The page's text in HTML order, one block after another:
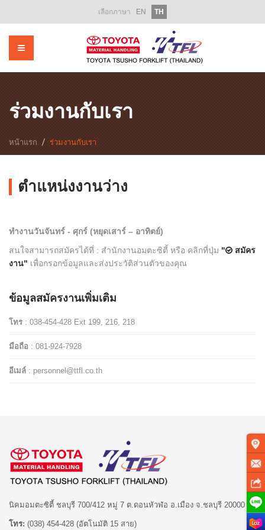
เลือกภาษา EN TH
อะไหล่
ส่งเสริมการขาย
ข่าวสารองค์กร
ติดต่อเรา
ร่วมงานกับเรา
ร่วมงานกับเรา
หน้าแรก ร่วมงานกับเรา
ตำแหน่งงานว่าง
ทำงานวันจันทร์ - ศุกร์ (หยุดเสาร์ – อาทิตย์)
สนใจสามารถสมัครได้ที่ : สำนักงานอมตะซิตี้ หรือ คลิกที่ปุ่ม "
สมัคร
งาน" เพื่อกรอกข้อมูลและส่งประวัติส่วนตัวของคุณ
ข้อมูลสมัครงานเพิ่มเติม
โทร : 038-454-428 Ext 199, 216, 218
มือถือ : 081-924-7928
อีเมล์ : personnel@ttfl.co.th
นิคมอมตะซิตี้ ชลบุรี 700/412 หมู่ 7 ต.ดอนหัวฬ่อ อ.เมือง จ.ชลบุรี 20000
โทร: (038) 454-428 (อัตโนมัติ 15 สาย)